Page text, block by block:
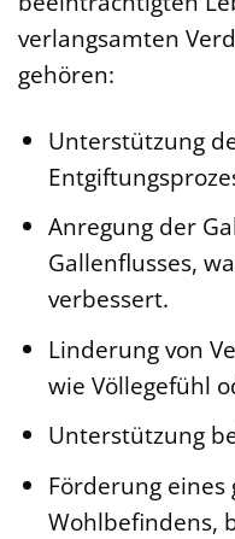
verlangsamten
gehören:
Unterstützung
Anregung der
Gallenflusses,
verbessert.
Linderung von
wie Völlegefühl
Unterstützung
Förderung
Wohlbefindens,